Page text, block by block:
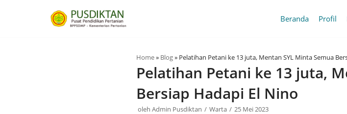
Beranda Profil
Home» Blog» Pelatihan Petani ke 13 juta, Mentan SYL Minta Semua
Pelatihan Petani ke 13 juta,
Bersiap Hadapi El Nino
oleh Admin Pusdiktan Warta 25 Mei 2023